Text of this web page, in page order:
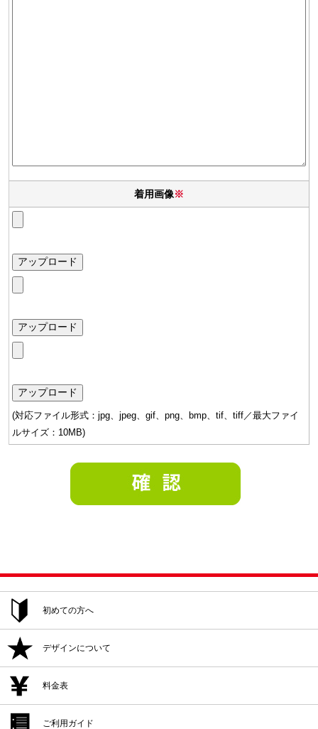
着用画像※
(対応ファイル形式：jpg、jpeg、gif、png、bmp、tif、tiff／最大ファイ
ルサイズ：10MB)
初めての方へ
ご注文方法
追加注文・再注文
デザインについて
デザイン作成
デザイン入稿
料金表
デザイン作成
ご利用ガイド